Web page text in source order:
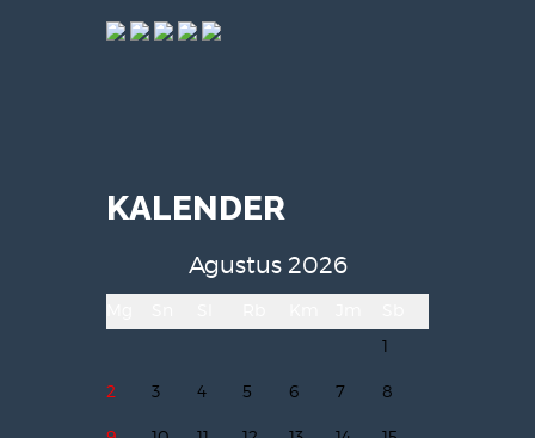
KALENDER
Agustus 2026
1
2 3 4 5 6 7 8